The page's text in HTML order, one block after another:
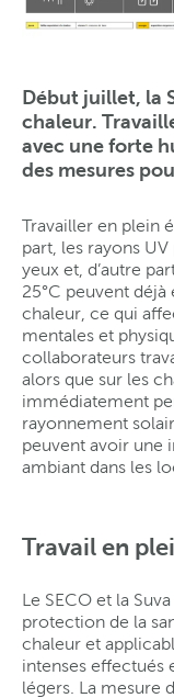
Début juillet, la
chaleur.
avec une forte
des mesures
Travailler en plein
part, les rayons
yeux et, d’autre
25°C peuvent
chaleur, ce qui
mentales et
collaborateurs
alors que sur les
immédiatement
rayonnement
peuvent avoir une
ambiant dans les
Travail en
Le SECO et la
protection de la
chaleur et
intenses effectués
légers. La mesure